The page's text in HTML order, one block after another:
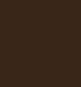
のお料理の数々と素
のお客さまにも、マ
て頂き、とてもとて
ス見つかればいい